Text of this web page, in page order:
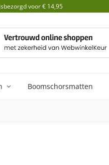
voor € 14,95
Boomschorsmatten